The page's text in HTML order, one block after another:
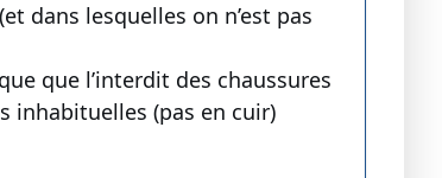
dans lesquelles on n’est pas
que l’interdit des chaussures
inhabituelles (pas en cuir)